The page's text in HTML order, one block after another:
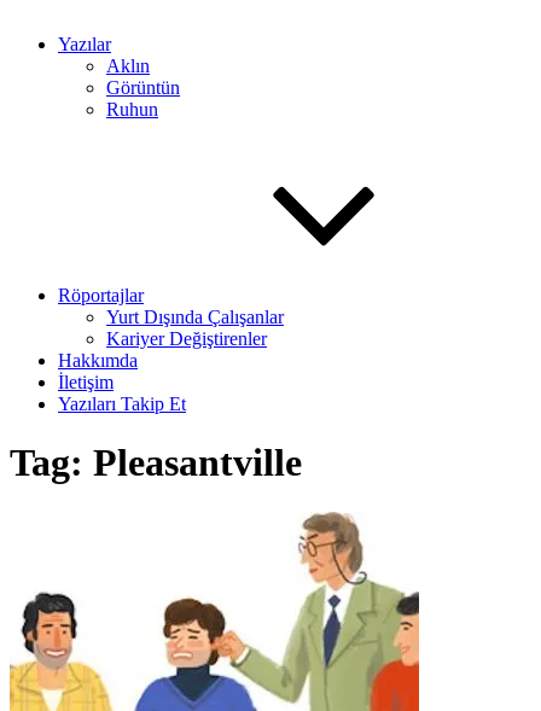
Yazılar
Aklın
Görüntün
Ruhun
Röportajlar
Yurt Dışında Çalışanlar
Kariyer Değiştirenler
Hakkımda
İletişim
Yazıları Takip Et
Tag: Pleasantville